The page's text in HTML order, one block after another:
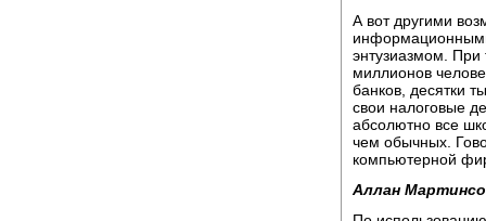
А вот другими
энтузиазмом. При
миллионов
банков, десятки
свои налоговые
абсолютно все
чем обычных.
компьютерной
Аллан